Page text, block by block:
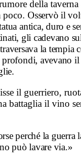
della taverna
poco. Osservò il
antica, duro e
gli cadevano
la tempia
avevano il
il guerriero,
battaglia il vino
perché la guerra
può lavare via.»